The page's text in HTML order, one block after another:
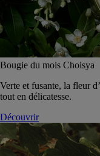
Bougie du mois Choisya
Verte et fusante, la fleur
tout en délicatesse.
Découvrir